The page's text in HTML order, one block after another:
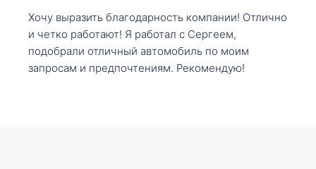
Хочу выразить благодарность компании! Отлично
и четко работают! Я работал с Сергеем,
подобрали отличный автомобиль по моим
запросам и предпочтениям. Рекомендую!